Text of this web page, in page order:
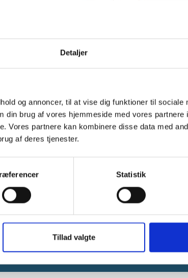
Detaljer
og annoncer, til at vise dig funktioner til sociale
din brug af vores hjemmeside med vores partnere
Vores partnere kan kombinere disse data med
af deres tjenester.
Statistik
Tillad valgte
E-mail:
Tlf. nr.: